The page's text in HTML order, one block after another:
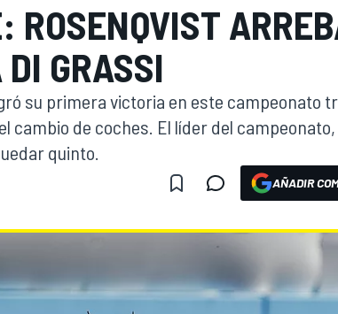
ROSENQVIST
GRASSI
su primera victoria en este campeonato
cambio de coches. El líder del
quinto.
AÑADIR